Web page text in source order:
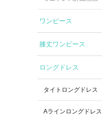
ワンピース
膝丈ワンピース
ロングドレス
タイトロングドレス
Aラインロングドレス